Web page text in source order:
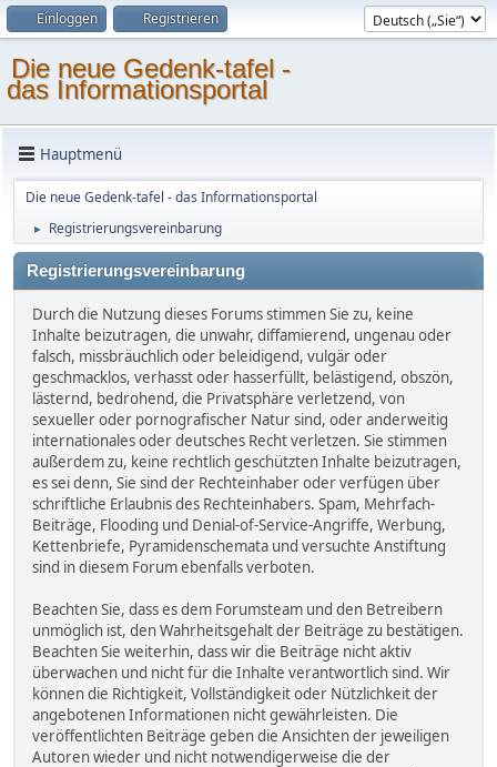
Einloggen Registrieren
Die neue Gedenk-tafel -
das Informationsportal
Hauptmenü
Die neue Gedenk-tafel - das Informationsportal
► Registrierungsvereinbarung
Registrierungsvereinbarung
Durch die Nutzung dieses Forums stimmen Sie zu, keine
Inhalte beizutragen, die unwahr, diffamierend, ungenau oder
falsch, missbräuchlich oder beleidigend, vulgär oder
geschmacklos, verhasst oder hasserfüllt, belästigend, obszön,
lästernd, bedrohend, die Privatsphäre verletzend, von
sexueller oder pornografischer Natur sind, oder anderweitig
internationales oder deutsches Recht verletzen. Sie stimmen
außerdem zu, keine rechtlich geschützten Inhalte beizutragen,
es sei denn, Sie sind der Rechteinhaber oder verfügen über
schriftliche Erlaubnis des Rechteinhabers. Spam, Mehrfach-
Beiträge, Flooding und Denial-of-Service-Angriffe, Werbung,
Kettenbriefe, Pyramidenschemata und versuchte Anstiftung
sind in diesem Forum ebenfalls verboten.
Beachten Sie, dass es dem Forumsteam und den Betreibern
unmöglich ist, den Wahrheitsgehalt der Beiträge zu bestätigen.
Beachten Sie weiterhin, dass wir die Beiträge nicht aktiv
überwachen und nicht für die Inhalte verantwortlich sind. Wir
können die Richtigkeit, Vollständigkeit oder Nützlichkeit der
angebotenen Informationen nicht gewährleisten. Die
veröffentlichten Beiträge geben die Ansichten der jeweiligen
Autoren wieder und nicht notwendigerweise die der